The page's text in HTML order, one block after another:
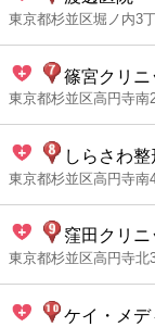
東京都杉並区堀ノ内3
篠宮クリニ
東京都杉並区高円寺南
しらさわ
東京都杉並区高円寺南
窪田クリニ
東京都杉並区高円寺北
ケイ・メデ